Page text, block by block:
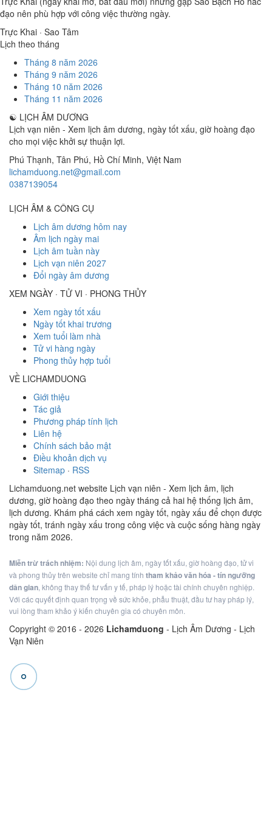
đạo nên phù hợp với công việc thường ngày.
Trực Khai · Sao Tâm
Lịch theo tháng
Tháng 8 năm 2026
Tháng 9 năm 2026
Tháng 10 năm 2026
Tháng 11 năm 2026
☯ LỊCH ÂM DƯƠNG
Lịch vạn niên - Xem lịch âm dương, ngày tốt xấu, giờ hoàng đạo
cho mọi việc khởi sự thuận lợi.
Phú Thạnh, Tân Phú, Hồ Chí Minh, Việt Nam
lichamduong.net@gmail.com
0387139054
LỊCH ÂM & CÔNG CỤ
Lịch âm dương hôm nay
Âm lịch ngày mai
Lịch âm tuần này
Lịch vạn niên 2027
Đổi ngày âm dương
XEM NGÀY · TỬ VI · PHONG THỦY
Xem ngày tốt xấu
Ngày tốt khai trương
Xem tuổi làm nhà
Tử vi hàng ngày
Phong thủy hợp tuổi
VỀ LICHAMDUONG
Giới thiệu
Tác giả
Phương pháp tính lịch
Liên hệ
Chính sách bảo mật
Điều khoản dịch vụ
Sitemap · RSS
Lichamduong.net website Lịch vạn niên - Xem lịch âm, lịch
dương, giờ hoàng đạo theo ngày tháng cả hai hệ thống lịch âm,
lịch dương. Khám phá cách xem ngày tốt, ngày xấu để chọn được
ngày tốt, tránh ngày xấu trong công việc và cuộc sống hàng ngày
trong năm 2026.
Miễn trừ trách nhiệm: Nội dung lịch âm, ngày tốt xấu, giờ hoàng đạo, tử vi
và phong thủy trên website chỉ mang tính tham khảo văn hóa - tín ngưỡng
dân gian, không thay thế tư vấn y tế, pháp lý hoặc tài chính chuyên nghiệp.
Với các quyết định quan trọng về sức khỏe, phẫu thuật, đầu tư hay pháp lý,
vui lòng tham khảo ý kiến chuyên gia có chuyên môn.
Copyright © 2016 - 2026 Lichamduong - Lịch Âm Dương - Lịch
Vạn Niên